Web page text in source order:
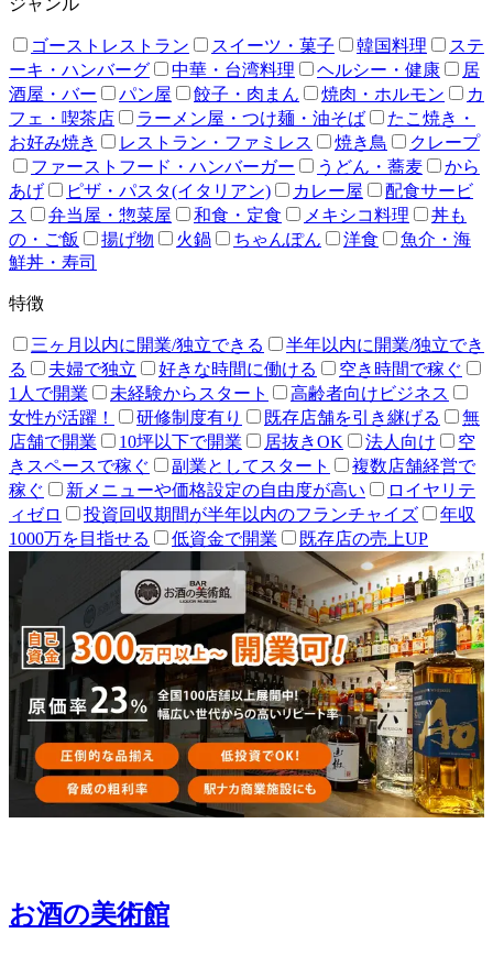
ゴーストレストラン スイーツ・菓子 韓国料理
ステ
ーキ・ハンバーグ
中華・台湾料理 ヘルシー・健康
居
酒屋・バー
パン屋 餃子・肉まん 焼肉・ホルモン
カ
フェ・喫茶店
ラーメン屋・つけ麺・油そば
たこ焼き・
お好み焼き
レストラン・ファミレス 焼き鳥
クレープ
ファーストフード・ハンバーガー
うどん・蕎麦
から
あげ
ピザ・パスタ(イタリアン) カレー屋
配食サービ
ス
弁当屋・惣菜屋 和食・定食 メキシコ料理
丼も
の・ご飯
揚げ物 火鍋 ちゃんぽん 洋食
魚介・海
鮮丼・寿司
特徴
三ヶ月以内に開業/独立できる
半年以内に開業/独立でき
る
夫婦で独立 好きな時間に働ける
空き時間で稼ぐ
1人で開業
未経験からスタート
高齢者向けビジネス
女性が活躍！
研修制度有り 既存店舗を引き継げる
無
店舗で開業
10坪以下で開業 居抜きOK 法人向け
空
きスペースで稼ぐ
副業としてスタート
複数店舗経営で
稼ぐ
新メニューや価格設定の自由度が高い
ロイヤリテ
ィゼロ
投資回収期間が半年以内のフランチャイズ
年収
1000万を目指せる
低資金で開業 既存店の売上UP
お酒の美術館